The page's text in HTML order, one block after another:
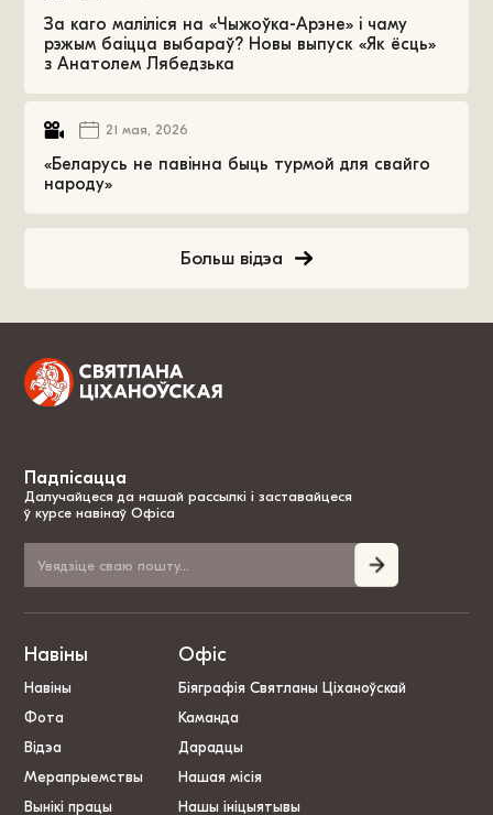
За каго маліліся на «Чыжоўка-Арэне» і чаму
рэжым баіцца выбараў? Новы выпуск «Як ёсць»
з Анатолем Лябедзька
21 мая, 2026
«Беларусь не павінна быць турмой для свайго
народу»
Больш відэа
Падпісацца
Далучайцеся да нашай рассылкі і заставайцеся
ў курсе навінаў Офіса
Навіны
Навіны
Фота
Відэа
Мерапрыемствы
Вынікі працы
Офіс
Біяграфія Святланы Ціханоўскай
Каманда
Дарадцы
Нашая місія
Нашы ініцыятывы